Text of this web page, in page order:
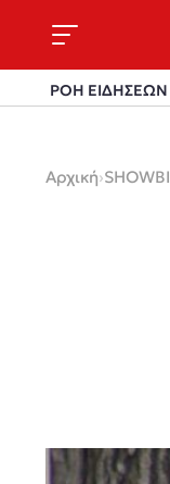
ΡΟΗ ΕΙΔΗΣΕΩΝ
Αρχική›